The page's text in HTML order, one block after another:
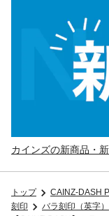
カインズの新商品・
トップ CAINZ-DASH
刻印
バラ刻印（英字）